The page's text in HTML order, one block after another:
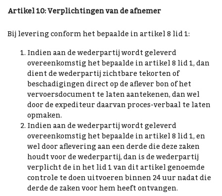
Artikel 10: Verplichtingen van de afnemer
Bij levering conform het bepaalde in artikel 8 lid 1:
Indien aan de wederpartij wordt geleverd
overeenkomstig het bepaalde in artikel 8 lid 1, dan
dient de wederpartij zichtbare tekorten of
beschadigingen direct op de aflever bon of het
vervoersdocument te laten aantekenen, dan wel
door de expediteur daarvan proces-verbaal te laten
opmaken.
Indien aan de wederpartij wordt geleverd
overeenkomstig het bepaalde in artikel 8 lid 1, en
wel door aflevering aan een derde die deze zaken
houdt voor de wederpartij, dan is de wederpartij
verplicht de in het lid 1 van dit artikel genoemde
controle te doen uitvoeren binnen 24 uur nadat die
derde de zaken voor hem heeft ontvangen.